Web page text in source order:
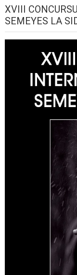
XVIII
SEMEYES LA